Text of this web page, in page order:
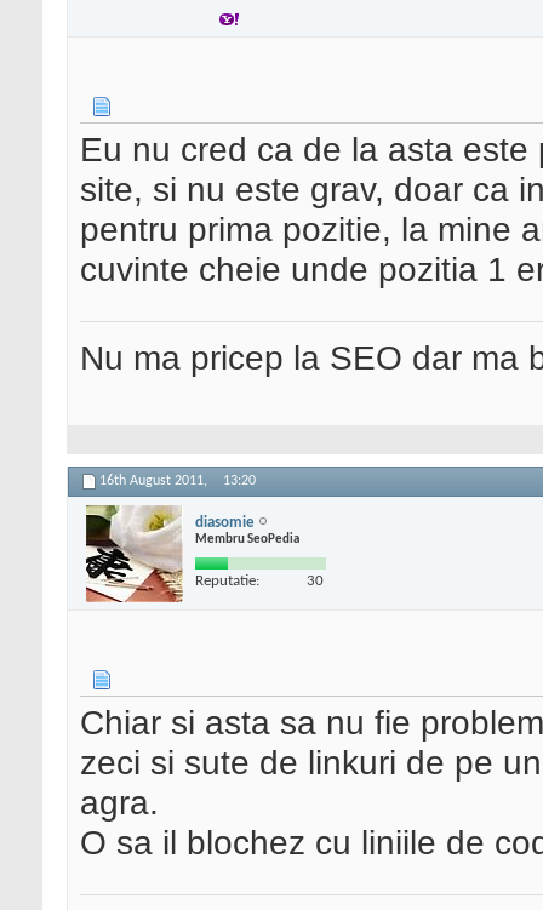
Eu nu cred ca de la asta
site, si nu este grav, doar ca
pentru prima pozitie, la mine
cuvinte cheie unde pozitia 1
Nu ma pricep la SEO dar ma
16th August 2011, 13:20
diasomie
Membru SeoPedia
Reputatie: 30
Chiar si asta sa nu fie
zeci si sute de linkuri de pe
agra.
O sa il blochez cu liniile de